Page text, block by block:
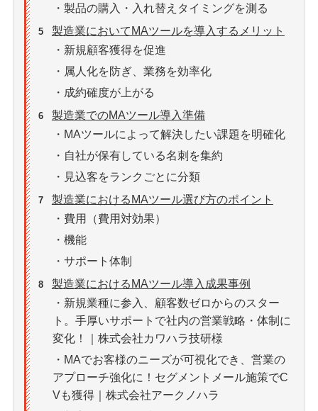
・製品の購入・入れ替えタイミングを測る
5
製造業においてMAツールを導入するメリット
・新規顧客獲得を促進
・属人化を防ぎ、業務を効率化
・成約確度が上がる
6
製造業でのMAツール導入準備
・MAツールによって解決したい課題を明確化
・自社が保有している名刺を集約
・見込客をランクごとに分類
7
製造業におけるMAツール選び方のポイント
・費用（費用対効果）
・機能
・サポート体制
8
製造業におけるMAツール導入成果事例
・新規業種に参入、顧客数ゼロからのスター
ト。手厚いサポートで社内の営業戦略・体制に
変化！｜株式会社カワハラ技研様
・MAでお客様のニーズが可視化でき、営業の
アプローチ強化に！セグメントメール施策でC
Vも獲得｜株式会社アークノハラ